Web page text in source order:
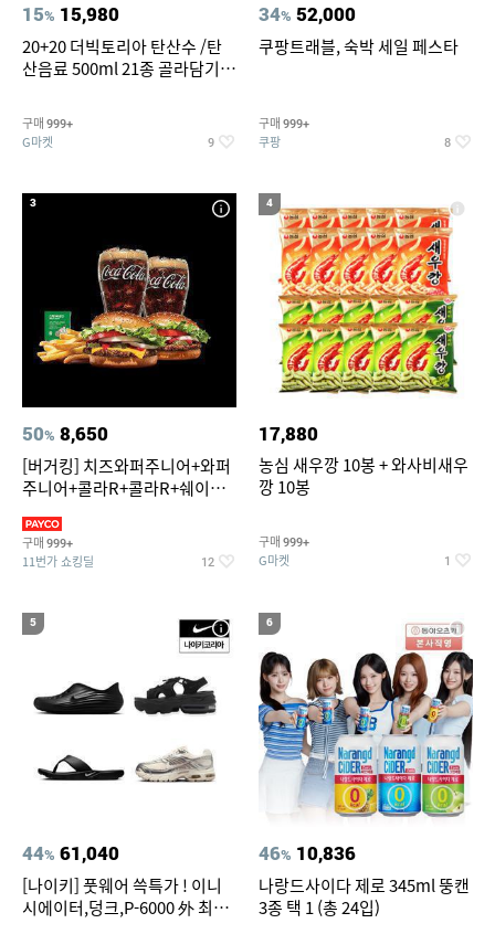
15% 15,980
20+20 더빅토리아 탄산수 /탄
산음료 500ml 21종 골라담기
구매 999+
G마켓 9
34% 52,000
쿠팡트래블, 숙박 세일 페스타
구매 999+
쿠팡 8
3
50% 8,650
[버거킹] 치즈와퍼주니어+와퍼
주니어+콜라R+콜라R+쉐이킹
구매 999+
11번가 쇼킹딜 12
4
17,880
농심 새우깡 10봉 + 와사비새우
깡 10봉
구매 999+
G마켓 1
5
44% 61,040
[나이키] 풋웨어 쓱특가 ! 이니
시에이터,덩크,P-6000 外 최대
6
46% 10,836
나랑드사이다 제로 345ml 뚱캔
3종 택 1 (총 24입)